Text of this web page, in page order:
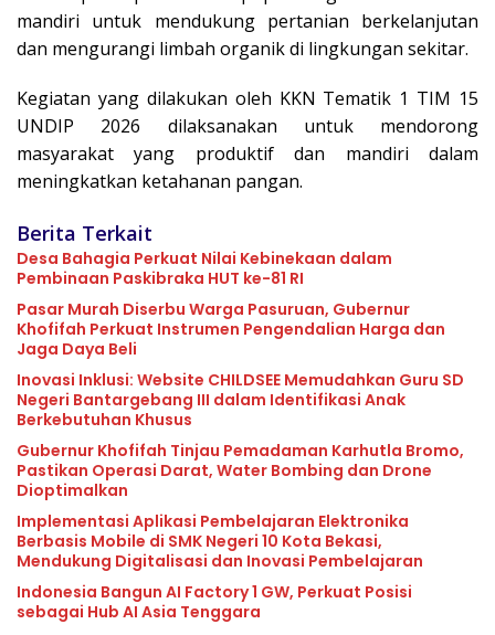
mandiri untuk mendukung pertanian berkelanjutan
dan mengurangi limbah organik di lingkungan sekitar.
Kegiatan yang dilakukan oleh KKN Tematik 1 TIM 15
UNDIP 2026 dilaksanakan untuk mendorong
masyarakat yang produktif dan mandiri dalam
meningkatkan ketahanan pangan.
Berita Terkait
Desa Bahagia Perkuat Nilai Kebinekaan dalam
Pembinaan Paskibraka HUT ke-81 RI
Pasar Murah Diserbu Warga Pasuruan, Gubernur
Khofifah Perkuat Instrumen Pengendalian Harga dan
Jaga Daya Beli
Inovasi Inklusi: Website CHILDSEE Memudahkan Guru SD
Negeri Bantargebang III dalam Identifikasi Anak
Berkebutuhan Khusus
Gubernur Khofifah Tinjau Pemadaman Karhutla Bromo,
Pastikan Operasi Darat, Water Bombing dan Drone
Dioptimalkan
Implementasi Aplikasi Pembelajaran Elektronika
Berbasis Mobile di SMK Negeri 10 Kota Bekasi,
Mendukung Digitalisasi dan Inovasi Pembelajaran
Indonesia Bangun AI Factory 1 GW, Perkuat Posisi
sebagai Hub AI Asia Tenggara